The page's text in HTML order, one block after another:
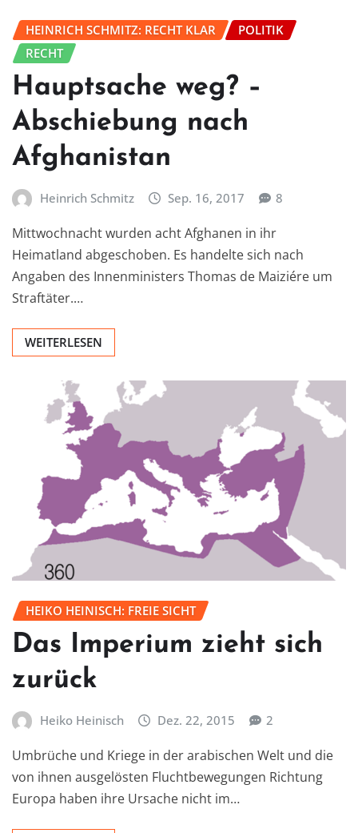
HEINRICH SCHMITZ: RECHT KLAR
POLITIK
RECHT
Hauptsache weg? –
Abschiebung nach
Afghanistan
Heinrich Schmitz Sep. 16, 2017 8
Mittwochnacht wurden acht Afghanen in ihr
Heimatland abgeschoben. Es handelte sich nach
Angaben des Innenministers Thomas de Maiziére um
Straftäter.…
WEITERLESEN
HEIKO HEINISCH: FREIE SICHT
Das Imperium zieht sich
zurück
Heiko Heinisch Dez. 22, 2015 2
Umbrüche und Kriege in der arabischen Welt und die
von ihnen ausgelösten Fluchtbewegungen Richtung
Europa haben ihre Ursache nicht im…